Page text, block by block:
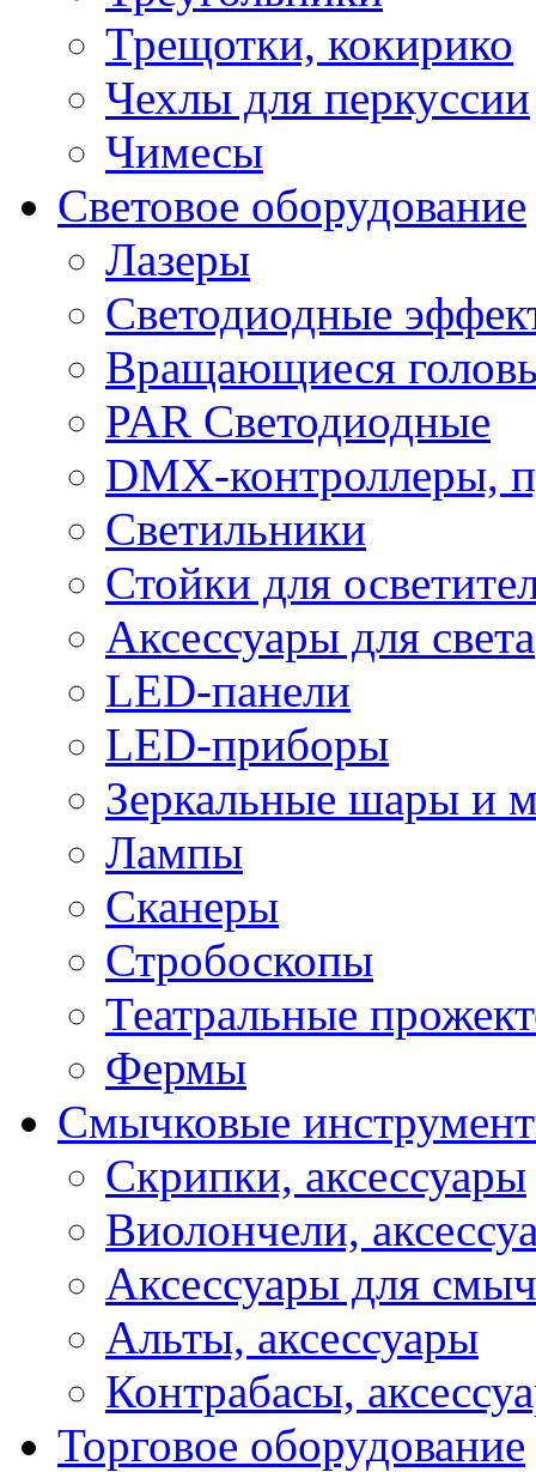
Трещотки, кокирико
Чехлы для перкуссии
Чимесы
Световое оборудование
Лазеры
Светодиодные
Вращающиеся
PAR Светодиодные
DMX-контроллеры,
Светильники
Стойки для
Аксессуары для света
LED-панели
LED-приборы
Зеркальные шары и
Лампы
Сканеры
Стробоскопы
Театральные
Фермы
Смычковые
Скрипки, аксессуары
Виолончели,
Аксессуары для
Альты, аксессуары
Контрабасы,
Торговое оборудование